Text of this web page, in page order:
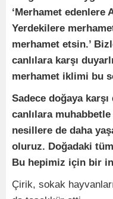
‘Merhamet edenlere
Yerdekilere
merhamet etsin.’
canlılara karşı
merhamet iklimi bu
Sadece doğaya
canlılara
nesillere de daha
oluruz. Doğadaki
Bu hepimiz için bir
Çirik, sokak